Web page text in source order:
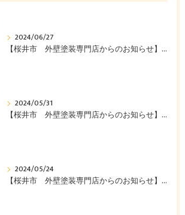
2024/06/27
【桜井市 外壁塗装専門店からのお知らせ】桜井市Y様邸ビフォーアフターのご紹介 ～みなみ美装株式会社～
2024/05/31
【桜井市 外壁塗装専門店からのお知らせ】外壁塗装を安く抑える方法教えます みなみ美装株式会社
2024/05/24
【桜井市 外壁塗装専門店からのお知らせ】外壁塗装工事で失敗したくない方必見‼みなみ美装株式会社